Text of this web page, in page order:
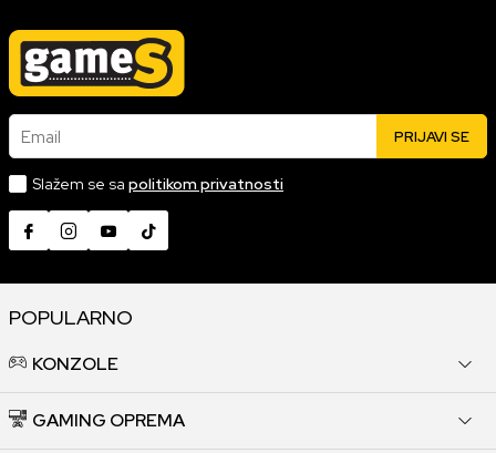
Email PRIJAVI SE
Slažem se sa politikom privatnosti
POPULARNO
KONZOLE
GAMING OPREMA